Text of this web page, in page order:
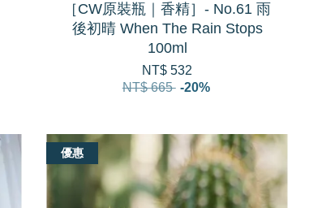
［CW原裝瓶｜香精］- No.61 雨
後初晴 When The Rain Stops
100ml
NT$ 532
NT$ 665 -20%
優惠